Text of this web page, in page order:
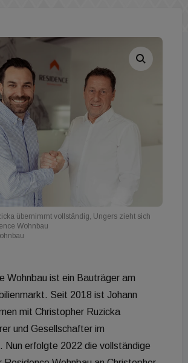
übernimmt vollständig, Ungers zieht sich
Wohnbau
Wohnbau ist ein Bauträger am
Seit 2018 ist Johann
mit Christopher Ruzicka
und Gesellschafter im
Nun erfolgte 2022 die vollständige